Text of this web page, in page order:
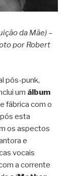
da Mãe) –
por Robert
pós-punk,
um álbum
fábrica com o
esta
os aspectos
e
vocais
a corrente